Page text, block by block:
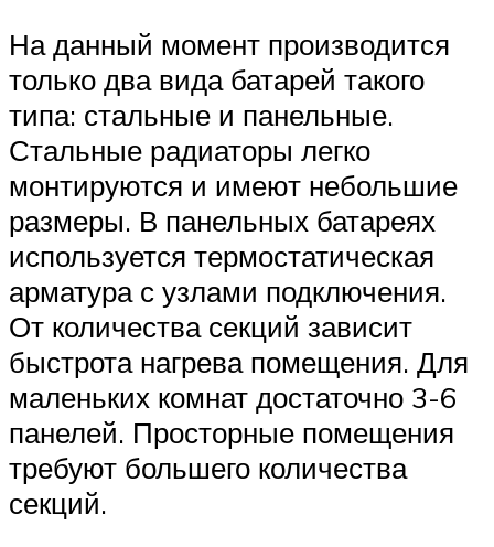
На данный момент производится
только два вида батарей такого
типа: стальные и панельные.
Стальные радиаторы легко
монтируются и имеют небольшие
размеры. В панельных батареях
используется термостатическая
арматура с узлами подключения.
От количества секций зависит
быстрота нагрева помещения. Для
маленьких комнат достаточно 3-6
панелей. Просторные помещения
требуют большего количества
секций.